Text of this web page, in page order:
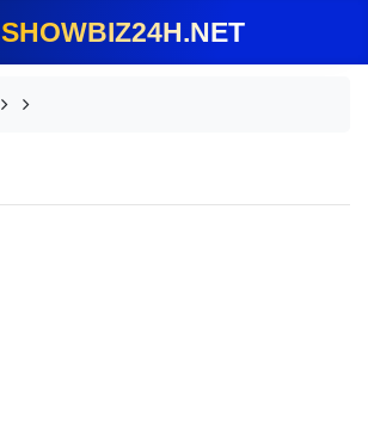
SHOWBIZ24H.NET